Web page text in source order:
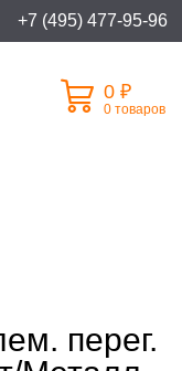
+7 (495) 477-95-96
0 ₽
0 товаров
перег.